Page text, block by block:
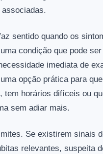
sentido quando os
condição que pode
imediata de
opção prática para
tem horários difíceis ou
sem adiar mais.
Se existirem sinais
relevantes, suspeita